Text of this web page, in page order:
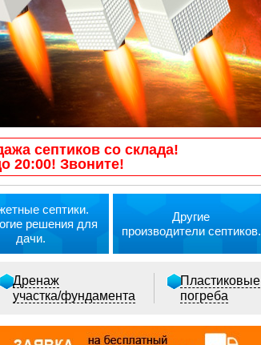
септиков со склада!
20:00! Звоните!
септики.
решения для
дачи.
Другие
производители септиков.
Дренаж
участка/фундамента
Пластиковые
погреба